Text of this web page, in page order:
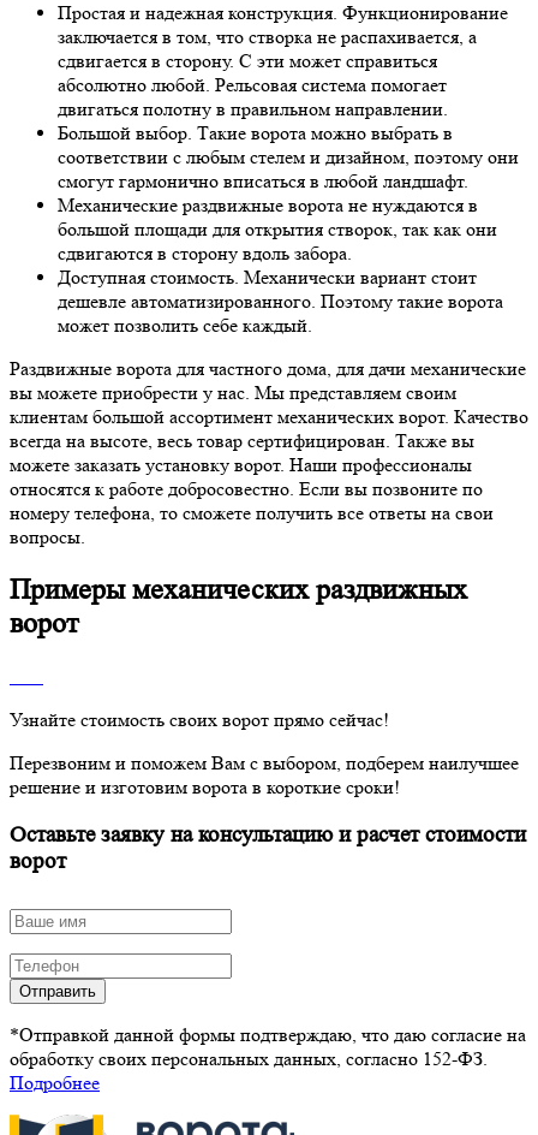
Простая и надежная конструкция. Функционирование
заключается в том, что створка не распахивается, а
сдвигается в сторону. С эти может справиться
абсолютно любой. Рельсовая система помогает
двигаться полотну в правильном направлении.
Большой выбор. Такие ворота можно выбрать в
соответствии с любым стелем и дизайном, поэтому они
смогут гармонично вписаться в любой ландшафт.
Механические раздвижные ворота не нуждаются в
большой площади для открытия створок, так как они
сдвигаются в сторону вдоль забора.
Доступная стоимость. Механически вариант стоит
дешевле автоматизированного. Поэтому такие ворота
может позволить себе каждый.
Раздвижные ворота для частного дома, для дачи механические
вы можете приобрести у нас. Мы представляем своим
клиентам большой ассортимент механических ворот. Качество
всегда на высоте, весь товар сертифицирован. Также вы
можете заказать установку ворот. Наши профессионалы
относятся к работе добросовестно. Если вы позвоните по
номеру телефона, то сможете получить все ответы на свои
вопросы.
Примеры механических раздвижных
ворот
Узнайте стоимость своих ворот прямо сейчас!
Перезвоним и поможем Вам с выбором, подберем наилучшее
решение и изготовим ворота в короткие сроки!
Оставьте заявку на консультацию и расчет стоимости
ворот
Отправить
*Отправкой данной формы подтверждаю, что даю согласие на
обработку своих персональных данных, согласно 152-ФЗ.
Подробнее